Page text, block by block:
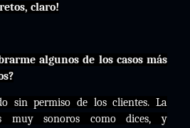
claro!
algunos de los casos más
sin permiso de los clientes. La
muy sonoros como dices, y